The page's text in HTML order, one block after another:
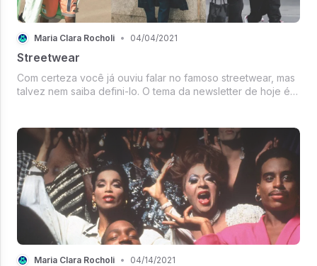
Maria Clara Rocholi • 04/04/2021
Streetwear
Com certeza você já ouviu falar no famoso streetwear, mas
talvez nem saiba defini-lo. O tema da newsletter de hoje é o
Maria Clara Rocholi • 04/14/2021